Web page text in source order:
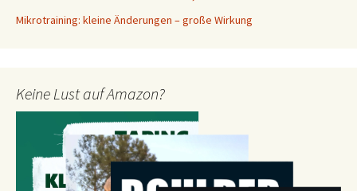
Mikrotraining: kleine Änderungen – große Wirkung
Keine Lust auf Amazon?